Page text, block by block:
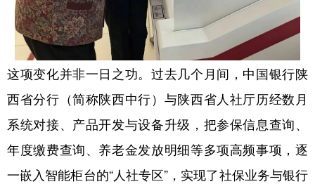
这项变化并非一日之功。过去几个月间，中国银行陕
西省分行（简称陕西中行）与陕西省人社厅历经数月
系统对接、产品开发与设备升级，把参保信息查询、
年度缴费查询、养老金发放明细等多项高频事项，逐
一嵌入智能柜台的“人社专区”，实现了社保业务与银行